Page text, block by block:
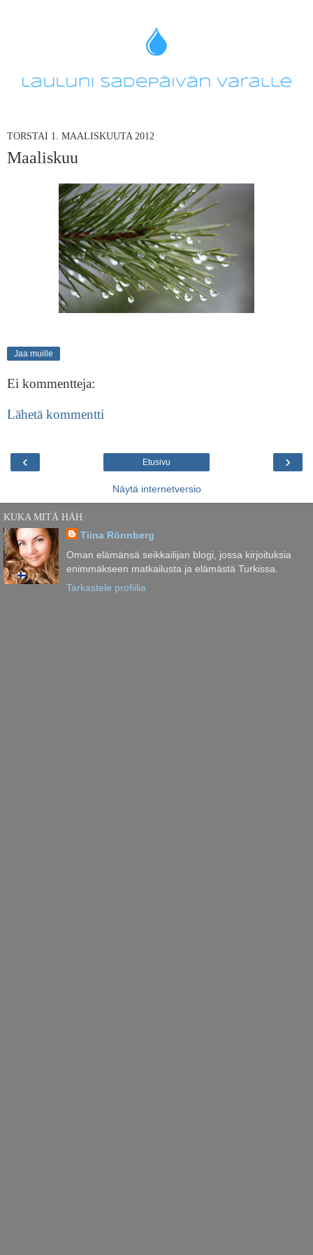
TORSTAI 1. MAALISKUUTA 2012
Maaliskuu
Jaa muille
Ei kommentteja:
Lähetä kommentti
‹ ›
Etusivu
Näytä internetversio
KUKA MITÄ HÄH
Tiina Rönnberg
Oman elämänsä seikkailijan blogi, jossa kirjoituksia
enimmäkseen matkailusta ja elämästä Turkissa.
Tarkastele profiilia